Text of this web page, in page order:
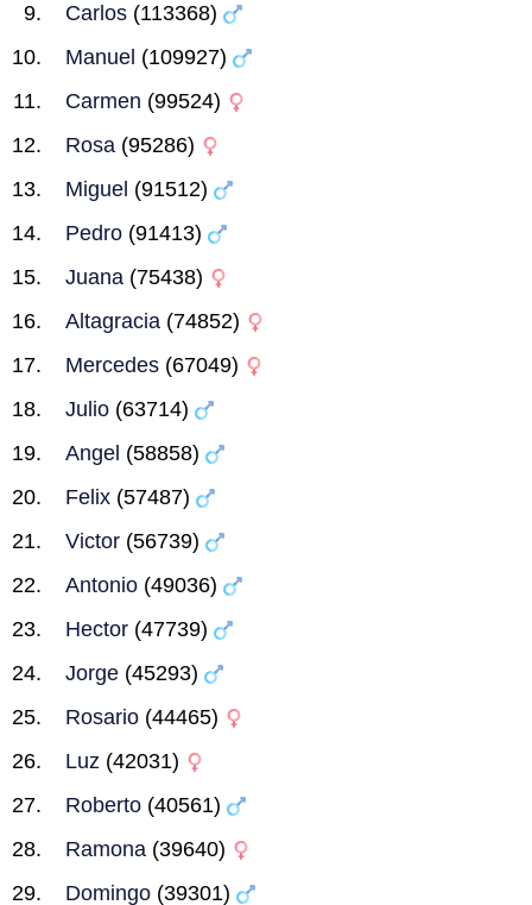
Carlos (113368)
Manuel (109927)
Carmen (99524)
Rosa (95286)
Miguel (91512)
Pedro (91413)
Juana (75438)
Altagracia (74852)
Mercedes (67049)
Julio (63714)
Angel (58858)
Felix (57487)
Victor (56739)
Antonio (49036)
Hector (47739)
Jorge (45293)
Rosario (44465)
Luz (42031)
Roberto (40561)
Ramona (39640)
Domingo (39301)